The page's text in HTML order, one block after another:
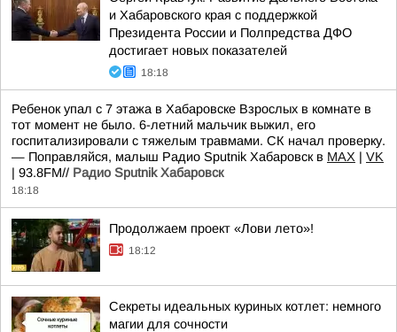
и Хабаровского края с поддержкой
Президента России и Полпредства ДФО
достигает новых показателей
18:18
Ребенок упал с 7 этажа в Хабаровске Взрослых в комнате в
тот момент не было. 6-летний мальчик выжил, его
госпитализировали с тяжелым травмами. СК начал проверку.
— Поправляйся, малыш Радио Sputnik Хабаровск в MAX | VK
| 93.8FM// Радио Sputnik Хабаровск
18:18
Продолжаем проект «Лови лето»!
18:12
Секреты идеальных куриных котлет: немного
магии для сочности